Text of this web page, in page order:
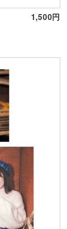
1,500円